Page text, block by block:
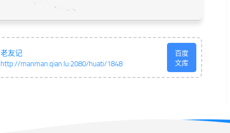
老友记
http://manman.qian.lu:2080/huati/1848
百度
文库